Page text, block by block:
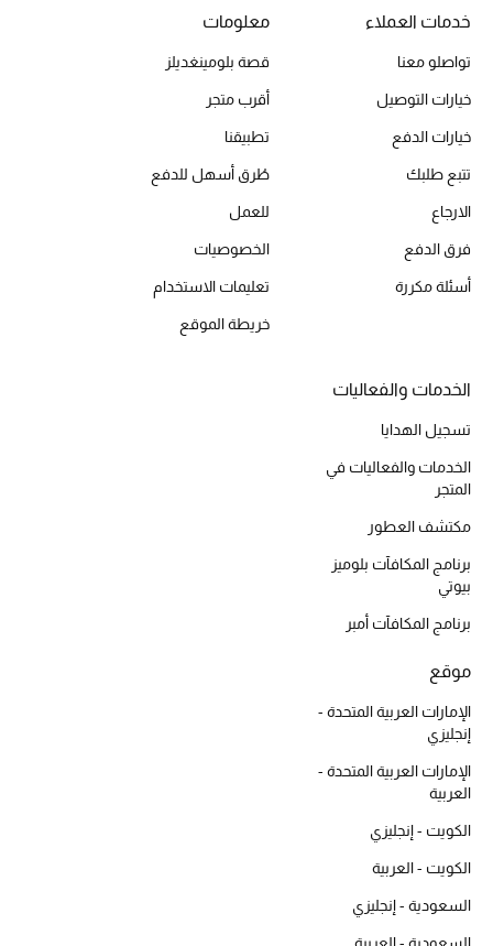
الحقائب
الموسم الجديد
الحقائب النسائية
دليل ملتزمات الحقائب
حقائب رجالية
تسوقوا الحقائب
الموسم الجديد
أحذية النسائية
تشكيلة الأحذية
الأحذية الرجالية
أحذية للأطفال
خدمات العملاء
تواصلو معنا
خيارات التوصيل
خيارات الدفع
تتبع طلبك
الارجاع
فرق الدفع
أسئلة مكررة
معلومات
قصة بلومينغديلز
أقرب متجر
تطبيقنا
طُرق أسهل للدفع
للعمل
الخصوصيات
تعليمات الاستخدام
خريطة الموقع
الخدمات والفعاليات
تسجيل الهدايا
الخدمات والفعاليات في
المتجر
مكتشف العطور
برنامج المكافآت بلوميز
بيوتي
برنامج المكافآت أمبر
موقع
الإمارات العربية المتحدة -
إنجليزي
الإمارات العربية المتحدة -
العربية
الكويت - إنجليزي
الكويت - العربية
السعودية - إنجليزي